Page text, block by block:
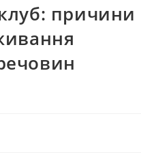
причини